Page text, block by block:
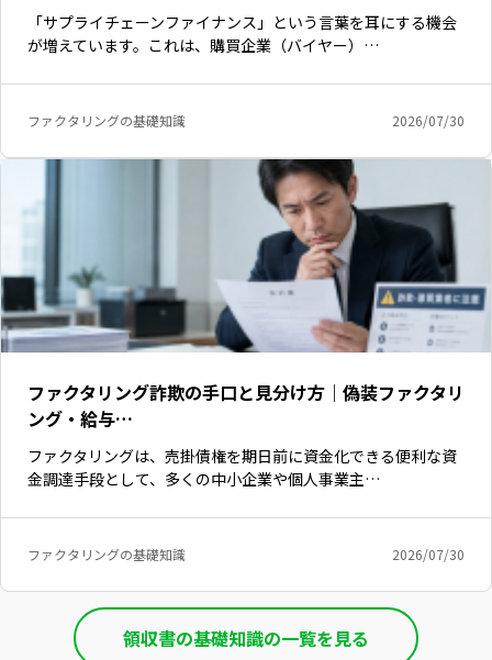
「サプライチェーンファイナンス」という言葉を耳にする機会
が増えています。これは、購買企業（バイヤー）…
ファクタリングの基礎知識 2026/07/30
ファクタリング詐欺の手口と見分け方｜偽装ファクタリ
ング・給与…
ファクタリングは、売掛債権を期日前に資金化できる便利な資
金調達手段として、多くの中小企業や個人事業主…
ファクタリングの基礎知識 2026/07/30
領収書の基礎知識の一覧を見る
いますぐ無料登録